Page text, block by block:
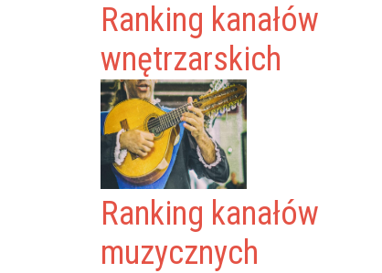
Ranking kanałów
wnętrzarskich
Ranking kanałów
muzycznych